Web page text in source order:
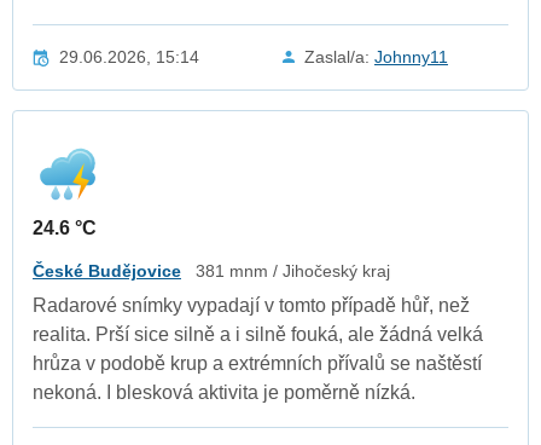
29.06.2026, 15:14 Zaslal/a: Johnny11
24.6 °C
České Budějovice 381 mnm / Jihočeský kraj
Radarové snímky vypadají v tomto případě hůř, než
realita. Prší sice silně a i silně fouká, ale žádná velká
hrůza v podobě krup a extrémních přívalů se naštěstí
nekoná. I blesková aktivita je poměrně nízká.